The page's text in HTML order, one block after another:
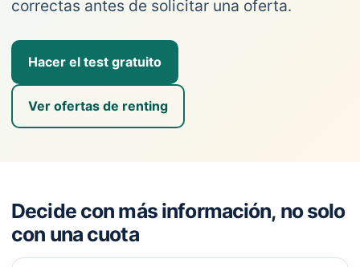
correctas antes de solicitar una oferta.
Hacer el test gratuito
Ver ofertas de renting
Decide con más información, no solo
con una cuota